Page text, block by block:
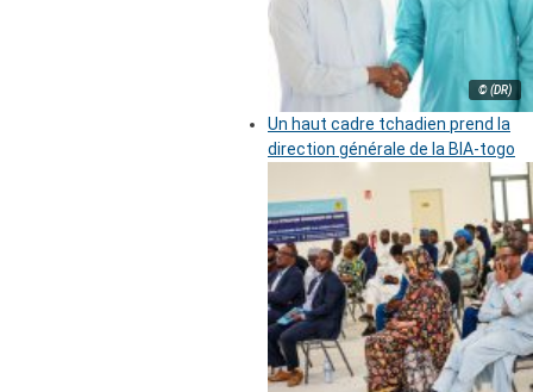
© (DR)
Un haut cadre tchadien prend la
direction générale de la BIA-togo